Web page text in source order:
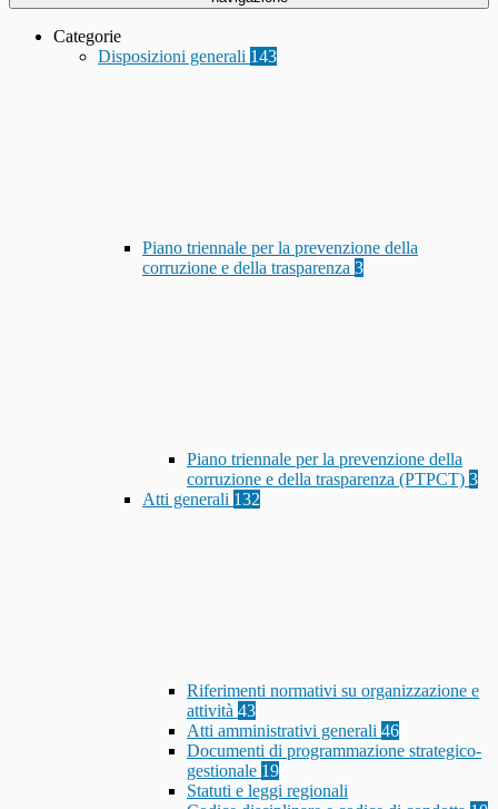
Categorie
Disposizioni generali 143
Piano triennale per la prevenzione della
corruzione e della trasparenza 3
Piano triennale per la prevenzione della
corruzione e della trasparenza (PTPCT) 3
Atti generali 132
Riferimenti normativi su organizzazione e
attività 43
Atti amministrativi generali 46
Documenti di programmazione strategico-
gestionale 19
Statuti e leggi regionali